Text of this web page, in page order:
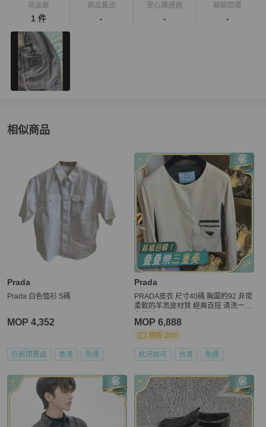
商品數
1 件
商品售出
-
安心購通過
-
聊聊回覆
-
相似商品
Prada
Prada 白色恤衫 S碼
MOP 4,352
近新閒置品 香港 免運
Prada
PRADA皮衣 尺寸40碼 胸圍約92 非常
柔軟的羊羔皮材質 經典百搭 清洗一下
MOP 6,888
現折 200
狀況尚可 台灣 免運